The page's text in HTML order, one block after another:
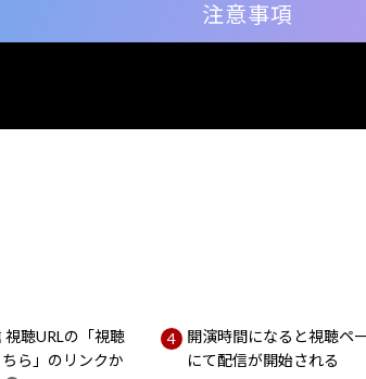
注意事項
視聴URLの「視聴
ら」のリンクか
開演時間になると視聴ペ
にて配信が開始される